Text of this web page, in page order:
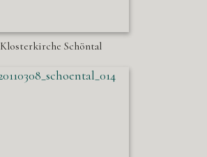
Klosterkirche Schöntal